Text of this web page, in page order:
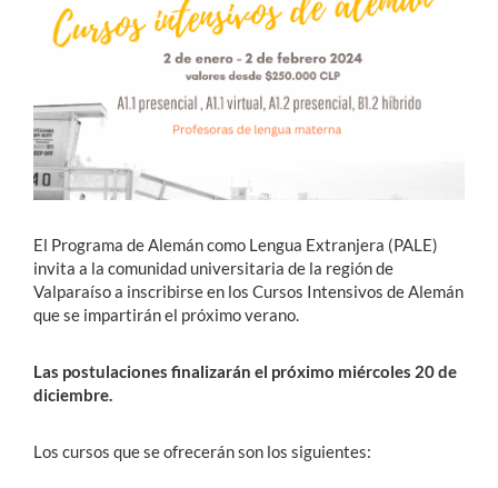
Alumni
English
El Programa de Alemán como Lengua Extranjera (PALE)
invita a la comunidad universitaria de la región de
Valparaíso a inscribirse en los Cursos Intensivos de Alemán
que se impartirán el próximo verano.
Las postulaciones finalizarán el próximo miércoles 20 de
diciembre.
Los cursos que se ofrecerán son los siguientes: